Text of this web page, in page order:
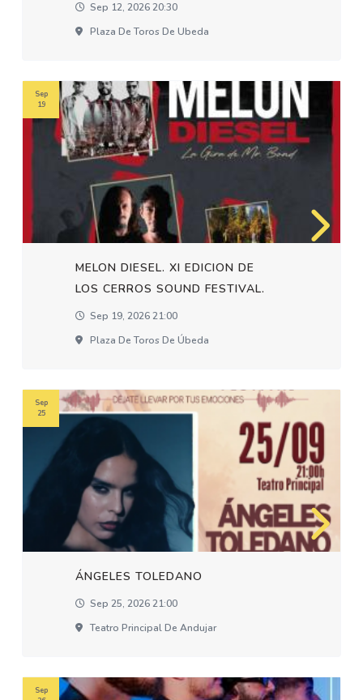
Sep 12, 2026 20:30
Plaza De Toros De Ubeda
MELON DIESEL. XI EDICION DE
LOS CERROS SOUND FESTIVAL.
Sep 19, 2026 21:00
Plaza De Toros De Úbeda
Sep
19
ÁNGELES TOLEDANO
Sep 25, 2026 21:00
Teatro Principal De Andujar
Sep
25
Sep